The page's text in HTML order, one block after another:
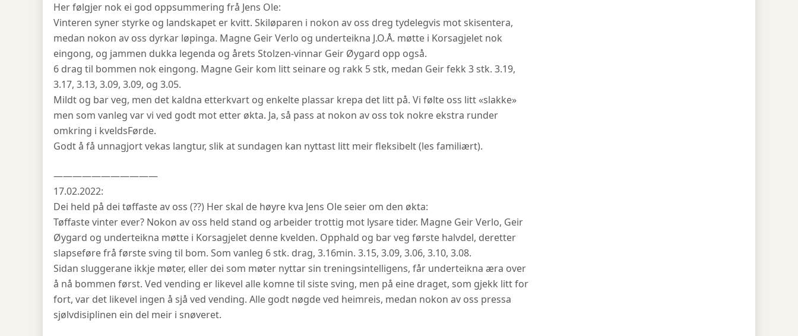
Her følgjer nok ei god oppsummering frå Jens Ole:
Vinteren syner styrke og landskapet er kvitt. Skiløparen i nokon av oss dreg tydelegvis mot skisentera,
medan nokon av oss dyrkar løpinga. Magne Geir Verlo og underteikna J.O.Å. møtte i Korsagjelet nok
eingong, og jammen dukka legenda og årets Stolzen-vinnar Geir Øygard opp også.
6 drag til bommen nok eingong. Magne Geir kom litt seinare og rakk 5 stk, medan Geir fekk 3 stk. 3.19,
3.17, 3.13, 3.09, 3.09, og 3.05.
Mildt og bar veg, men det kaldna etterkvart og enkelte plassar krepa det litt på. Vi følte oss litt «slakke»
men som vanleg var vi ved godt mot etter økta. Ja, så pass at nokon av oss tok nokre ekstra runder
omkring i kveldsFørde.
Godt å få unnagjort vekas langtur, slik at sundagen kan nyttast litt meir fleksibelt (les familiært).
———————————
17.02.2022:
Dei held på dei tøffaste av oss (??) Her skal de høyre kva Jens Ole seier om den økta:
Tøffaste vinter ever? Nokon av oss held stand og arbeider trottig mot lysare tider. Magne Geir Verlo, Geir
Øygard og underteikna møtte i Korsagjelet denne kvelden. Opphald og bar veg første halvdel, deretter
slapseføre frå første sving til bom. Som vanleg 6 stk. drag, 3.16min. 3.15, 3.09, 3.06, 3.10, 3.08.
Sidan sluggerane ikkje møter, eller dei som møter nyttar sin treningsintelligens, får underteikna æra over
å nå bommen først. Ved vending er likevel alle komne til siste sving, men på eine draget, som gjekk litt for
fort, var det likevel ingen å sjå ved vending. Alle godt nøgde ved heimreis, medan nokon av oss pressa
sjølvdisiplinen ein del meir i snøveret.